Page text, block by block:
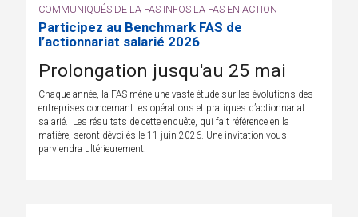
COMMUNIQUÉS DE LA FAS INFOS LA FAS EN ACTION
Participez au Benchmark FAS de
l’actionnariat salarié 2026
Prolongation jusqu'au 25 mai
Chaque année, la FAS mène une vaste étude sur les évolutions des
entreprises concernant les opérations et pratiques d’actionnariat
salarié. Les résultats de cette enquête, qui fait référence en la
matière, seront dévoilés le 11 juin 2026. Une invitation vous
parviendra ultérieurement.